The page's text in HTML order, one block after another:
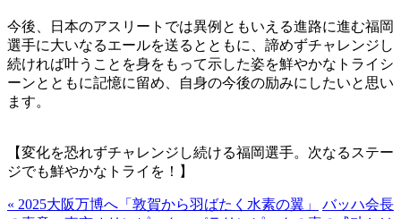
今後、日本のアスリートでは異例ともいえる進路に進む福岡
選手に大いなるエールを送るとともに、諦めずチャレンジし
続ければ叶うことを身をもって示した姿を鮮やかなトライシ
ーンとともに記憶に留め、自身の今後の励みにしたいと思い
ます。
【変化を恐れずチャレンジし続ける福岡選手。次なるステー
ジでも鮮やかなトライを！】
« 2025大阪万博へ「敦賀から羽ばたく水素の翼」
バッハ会長